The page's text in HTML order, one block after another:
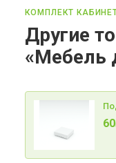
КОМПЛЕКТ
Другие
«Мебель
60